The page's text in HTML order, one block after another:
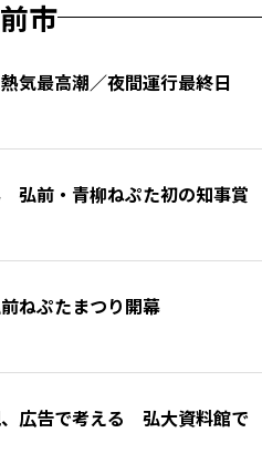
市
気最高潮／夜間運行最終日
弘前・青柳ねぷた初の知事賞
ねぷたまつり開幕
広告で考える 弘大資料館で